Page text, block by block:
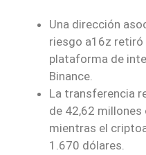
Una dirección
riesgo a16z retiró
plataforma de
Binance.
La transferencia
de 42,62 millones
mientras el
1.670 dólares.